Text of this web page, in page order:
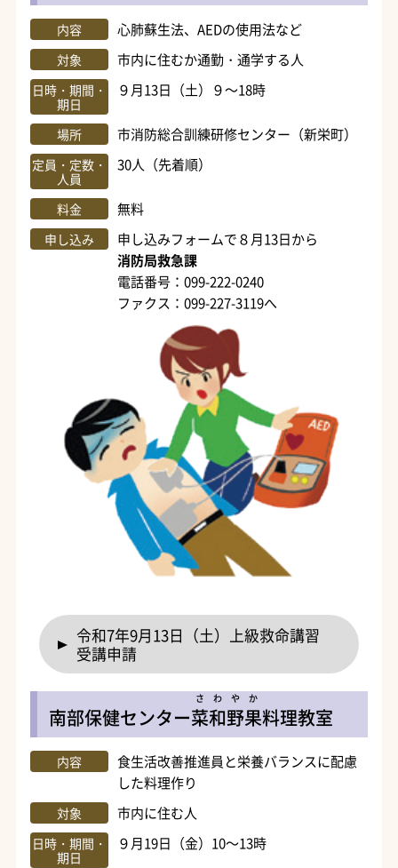
内容 心肺蘇生法、AEDの使用法など
対象 市内に住むか通勤・通学する人
日時・期間・
期日
９月13日（土）９～18時
場所 市消防総合訓練研修センター（新栄町）
定員・定数・
人員
30人（先着順）
料金 無料
申し込み
申し込みフォームで８月13日から
消防局救急課
電話番号：099-222-0240
ファクス：099-227-3119へ
令和7年9月13日（土）上級救命講習
受講申請
南部保健センター菜和野果
さわやか
料理教室
内容
食生活改善推進員と栄養バランスに配慮
した料理作り
対象 市内に住む人
日時・期間・
期日
９月19日（金）10～13時